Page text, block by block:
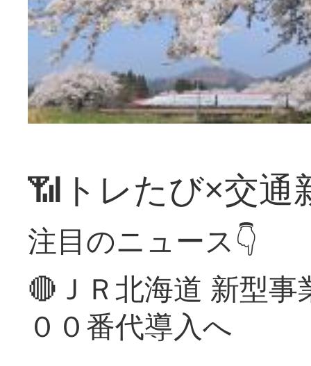
📶トレたび×交通
注目のニュース👇
🔴ＪＲ北海道 新型
００番代導入へ